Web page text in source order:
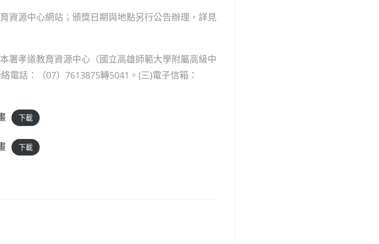
資源中心網站；頒獎日期與地點另行公告辦理，詳見
署孝道教育資源中心（國立高雄師範大學附屬高級中
電話：（07）7613875轉5041。(三)電子信箱：
下載
下載